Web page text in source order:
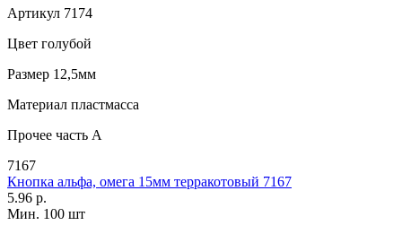
Артикул 7174
Цвет голубой
Размер 12,5мм
Материал пластмасса
Прочее часть A
7167
Кнопка альфа, омега 15мм терракотовый 7167
5.96 р.
Мин. 100 шт